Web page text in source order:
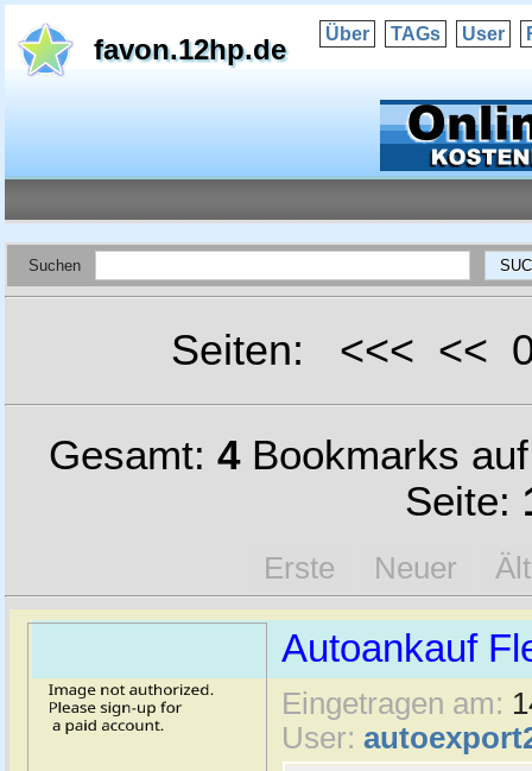
favon.12hp.de Über TAGs User
Suchen
Seiten: <<< <<
Gesamt: 4Bookmarks
Seite:
Erste Neuer
Autoankauf
Eingetragen am:
User: